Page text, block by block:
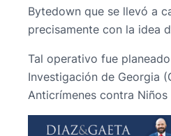
Bytedown que se llevó a
precisamente con la idea
Tal operativo fue
Investigación de Georgia
Anticrímenes contra Niños